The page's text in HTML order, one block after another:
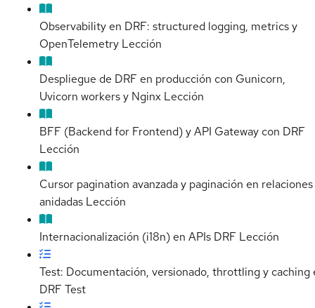
Observability en DRF: structured logging, metrics y
OpenTelemetry Lección
Despliegue de DRF en producción con Gunicorn,
Uvicorn workers y Nginx Lección
BFF (Backend for Frontend) y API Gateway con DRF
Lección
Cursor pagination avanzada y paginación en relaciones
anidadas Lección
Internacionalización (i18n) en APIs DRF Lección
Test: Documentación, versionado, throttling y caching
DRF Test